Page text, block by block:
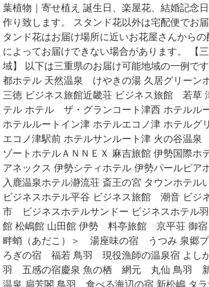
葉植物｜寄せ植え 誕生日、楽屋花、結婚記念
作り致します。 スタンド花以外は宅配便でお
タンド花はお届け場所に近いお花屋さんから
によってお届けできない場合があります。 【
域】 以下は三重県のお届け可能地域の一例で
都ホテル 天然温泉 けやきの湯 久居グリーン
三徳 ビジネス旅館近畿荘 ビジネス旅館 若草
テル ホテル ザ・グランコート津西 ホテルル
ホテルルートイン津 ホテルエコノ津 ホテルグ
エコノ津駅前 ホテルサンルート津 火の谷温
ゾートホテルＡＮＮＥＸ 麻吉旅館 伊勢国際ホ
アネックス 伊勢シティホテル 伊勢パールピ
入鹿温泉ホテル瀞流荘 斎王の宮 タウンホテ
ビジネスホテル平谷 ビジネス旅館 潮音 ビジ
市 ビジネスホテルサンドー ビジネスホテル
館 松嶋館 山田館 伊勢 料亭旅館 京平荘 御
畔蛸（あだこ）＞ 湯座味の宿 うつみ 泉郷プ
ろぎの宿 福若 鳥羽 現役漁師の温泉宿 よし
羽 五感の宿慶泉 魚の栖 網元 丸仙 鳥羽 新
温泉 扇芳閣 鳥羽 食べる海辺の宿 新松嶋 タラ